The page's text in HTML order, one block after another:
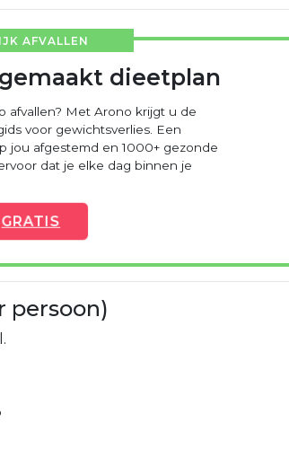
AFVALLEN
dieetplan
afvallen? Met Arono krijgt u de
voor gewichtsverlies. Een
jou afgestemd en 1000+ gezonde
dat je elke dag binnen je
GRATIS
persoon)